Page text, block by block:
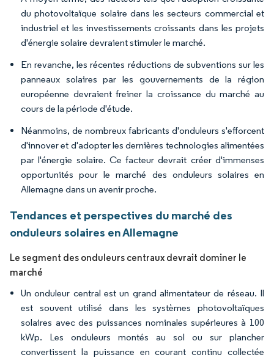
du photovoltaïque solaire dans les secteurs commercial et
industriel et les investissements croissants dans les projets
d'énergie solaire devraient stimuler le marché.
En revanche, les récentes réductions de subventions sur les
panneaux solaires par les gouvernements de la région
européenne devraient freiner la croissance du marché au
cours de la période d'étude.
Néanmoins, de nombreux fabricants d'onduleurs s'efforcent
d'innover et d'adopter les dernières technologies alimentées
par l'énergie solaire. Ce facteur devrait créer d'immenses
opportunités pour le marché des onduleurs solaires en
Allemagne dans un avenir proche.
Tendances et perspectives du marché des
onduleurs solaires en Allemagne
Le segment des onduleurs centraux devrait dominer le
marché
Un onduleur central est un grand alimentateur de réseau. Il
est souvent utilisé dans les systèmes photovoltaïques
solaires avec des puissances nominales supérieures à 100
kWp. Les onduleurs montés au sol ou sur plancher
convertissent la puissance en courant continu collectée